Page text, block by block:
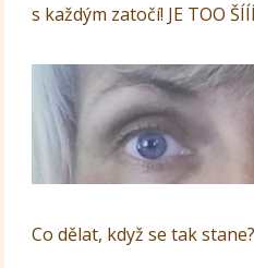
s každým zatočí! JE TOO
Co dělat, když se tak stane?